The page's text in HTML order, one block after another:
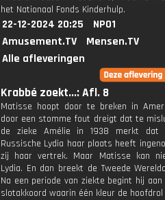
het Nationaal Fonds Kinderhulp.
22-12-2024 20:25
NPO1
Amusement.TV
Mensen.TV
Alle afleveringen
Krabbé zoekt...: Afl. 8
Matisse hoopt door te breken in
door een stomme fout dreigt dat te
de zieke Amélie in 1938 merkt dat
Russische Lydia haar plaats heeft
zij haar vertrek. Maar Matisse kan
Lydia. En dan breekt de Tweede
Na een periode van ziekte begint hij
slotakkoord waarin één kleur de